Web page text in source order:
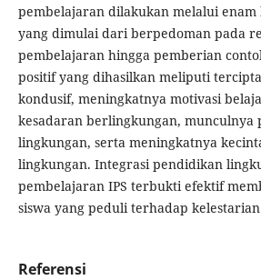
pembelajaran dilakukan melalui enam
yang dimulai dari berpedoman pada
pembelajaran hingga pemberian
positif yang dihasilkan meliputi
kondusif, meningkatnya motivasi
kesadaran berlingkungan, munculnya
lingkungan, serta meningkatnya
lingkungan. Integrasi pendidikan
pembelajaran IPS terbukti efektif
siswa yang peduli terhadap
Referensi